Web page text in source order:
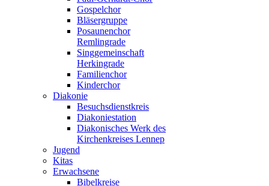
Gospelchor
Bläsergruppe
Posaunenchor
Remlingrade
Singgemeinschaft
Herkingrade
Familienchor
Kinderchor
Diakonie
Besuchsdienstkreis
Diakoniestation
Diakonisches Werk des
Kirchenkreises Lennep
Jugend
Kitas
Erwachsene
Bibelkreise